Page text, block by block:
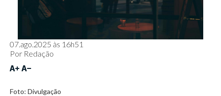
07.ago.2025 às 16h51
Por Redação
Foto: Divulgação